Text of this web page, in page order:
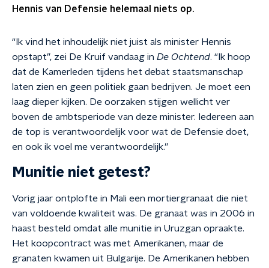
Hennis van Defensie helemaal niets op.
“Ik vind het inhoudelijk niet juist als minister Hennis
opstapt”, zei De Kruif vandaag in De Ochtend. “Ik hoop
dat de Kamerleden tijdens het debat staatsmanschap
laten zien en geen politiek gaan bedrijven. Je moet een
laag dieper kijken. De oorzaken stijgen wellicht ver
boven de ambtsperiode van deze minister. Iedereen aan
de top is verantwoordelijk voor wat de Defensie doet,
en ook ik voel me verantwoordelijk.”
Munitie niet getest?
Vorig jaar ontplofte in Mali een mortiergranaat die niet
van voldoende kwaliteit was. De granaat was in 2006 in
haast besteld omdat alle munitie in Uruzgan opraakte.
Het koopcontract was met Amerikanen, maar de
granaten kwamen uit Bulgarije. De Amerikanen hebben